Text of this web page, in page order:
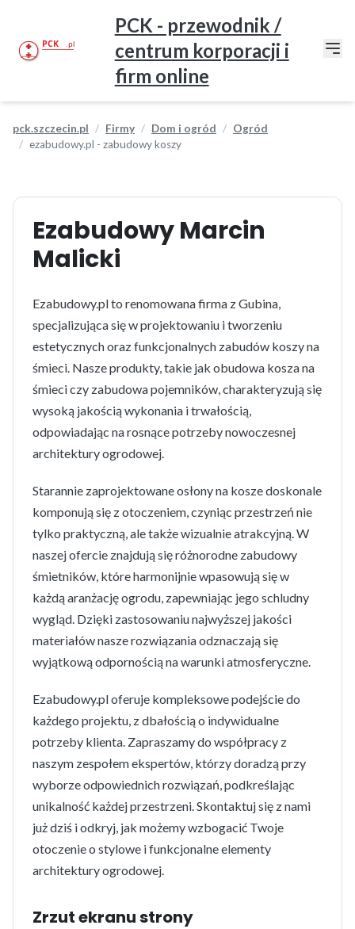
PCK - przewodnik /
centrum korporacji i
firm online
pck.szczecin.pl Firmy Dom i ogród
Ogród
ezabudowy.pl - zabudowy koszy
Ezabudowy Marcin
Malicki
Ezabudowy.pl to renomowana firma z Gubina,
specjalizująca się w projektowaniu i tworzeniu
estetycznych oraz funkcjonalnych zabudów koszy na
śmieci. Nasze produkty, takie jak obudowa kosza na
śmieci czy zabudowa pojemników, charakteryzują się
wysoką jakością wykonania i trwałością,
odpowiadając na rosnące potrzeby nowoczesnej
architektury ogrodowej.
Starannie zaprojektowane osłony na kosze doskonale
komponują się z otoczeniem, czyniąc przestrzeń nie
tylko praktyczną, ale także wizualnie atrakcyjną. W
naszej ofercie znajdują się różnorodne zabudowy
śmietników, które harmonijnie wpasowują się w
każdą aranżację ogrodu, zapewniając jego schludny
wygląd. Dzięki zastosowaniu najwyższej jakości
materiałów nasze rozwiązania odznaczają się
wyjątkową odpornością na warunki atmosferyczne.
Ezabudowy.pl oferuje kompleksowe podejście do
każdego projektu, z dbałością o indywidualne
potrzeby klienta. Zapraszamy do współpracy z
naszym zespołem ekspertów, którzy doradzą przy
wyborze odpowiednich rozwiązań, podkreślając
unikalność każdej przestrzeni. Skontaktuj się z nami
już dziś i odkryj, jak możemy wzbogacić Twoje
otoczenie o stylowe i funkcjonalne elementy
architektury ogrodowej.
Zrzut ekranu strony